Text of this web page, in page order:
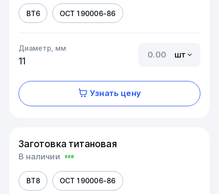
ВТ6 ОСТ 1 90006-86
Диаметр, мм
11
шт
Узнать цену
Заготовка титановая
В наличии
ВТ8 ОСТ 1 90006-86